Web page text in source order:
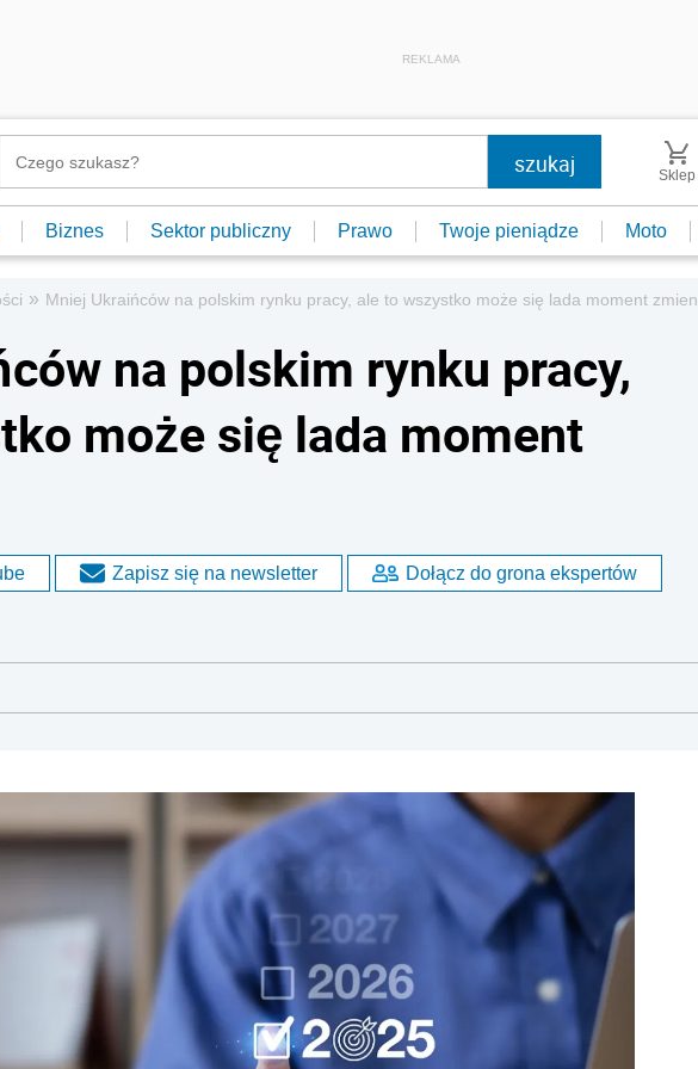
REKLAMA
Sklep
Biznes Sektor publiczny Prawo Twoje pieniądze Moto
» Mniej Ukraińców na polskim rynku pracy, ale to wszystko może się lada moment
na polskim rynku pracy,
może się lada moment
Zapisz się na newsletter Dołącz do grona ekspertów